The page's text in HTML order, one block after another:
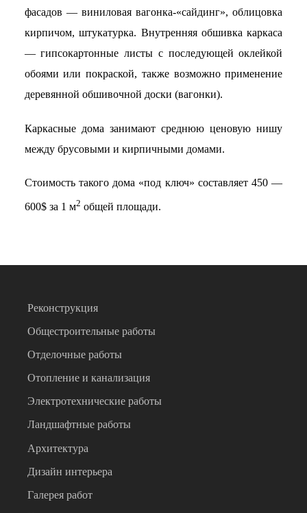
фасадов — виниловая вагонка-«сайдинг», облицовка
кирпичом, штукатурка. Внутренняя обшивка каркаса
— гипсокартонные листы с последующей оклейкой
обоями или покраской, также возможно применение
деревянной обшивочной доски (вагонки).
Каркасные дома занимают среднюю ценовую нишу
между брусовыми и кирпичными домами.
Cтоимость такого дома «под ключ» составляет 450 —
600$ за 1 м2 общей площади.
Реконструкция
Общестроительные работы
Отделочные работы
Отопление и канализация
Электротехнические работы
Ландшафтные работы
Архитектура
Дизайн интерьера
Галерея работ